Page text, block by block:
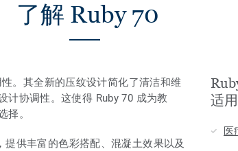
了解 Ruby 70
。其全新的压纹设计简化了清洁和维
计协调性。这使得 Ruby 70 成为教
择。
供丰富的色彩搭配、混凝土效果以及
适
医